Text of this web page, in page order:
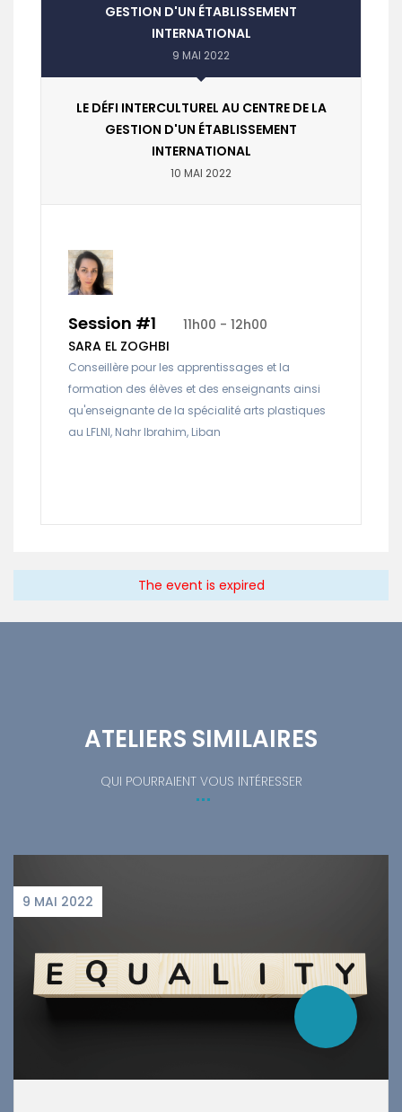
GESTION D'UN ÉTABLISSEMENT
INTERNATIONAL
9 MAI 2022
LE DÉFI INTERCULTUREL AU CENTRE DE LA
GESTION D'UN ÉTABLISSEMENT
INTERNATIONAL
10 MAI 2022
Session #1
11h00 - 12h00
SARA EL ZOGHBI
Conseillère pour les apprentissages et la
formation des élèves et des enseignants ainsi
qu'enseignante de la spécialité arts plastiques
au LFLNI, Nahr Ibrahim, Liban
The event is expired
ATELIERS SIMILAIRES
QUI POURRAIENT VOUS INTÉRESSER
9 MAI 2022